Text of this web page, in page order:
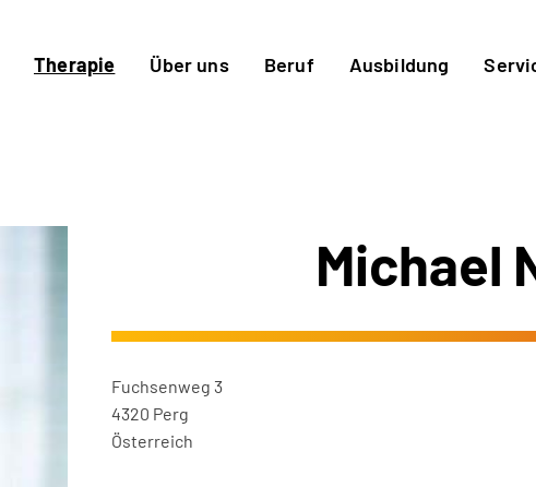
Therapie Über uns Beruf Ausbildung
Michael
Fuchsenweg 3
4320 Perg
Österreich